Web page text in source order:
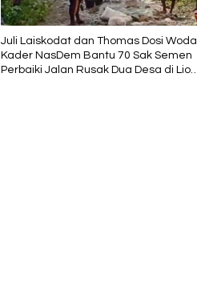
Juli Laiskodat dan Thomas Dosi Woda
Kader NasDem Bantu 70 Sak Semen
Perbaiki Jalan Rusak Dua Desa di Lio